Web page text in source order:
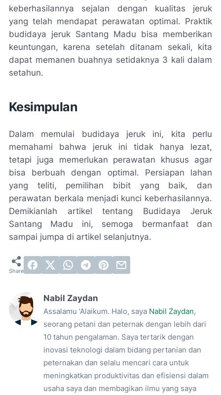
keberhasilannya sejalan dengan kualitas jeruk
yang telah mendapat perawatan optimal. Praktik
budidaya jeruk Santang Madu bisa memberikan
keuntungan, karena setelah ditanam sekali, kita
dapat memanen buahnya setidaknya 3 kali dalam
setahun.
Kesimpulan
Dalam memulai budidaya jeruk ini, kita perlu
memahami bahwa jeruk ini tidak hanya lezat,
tetapi juga memerlukan perawatan khusus agar
bisa berbuah dengan optimal. Persiapan lahan
yang teliti, pemilihan bibit yang baik, dan
perawatan berkala menjadi kunci keberhasilannya.
Demikianlah artikel tentang Budidaya Jeruk
Santang Madu ini, semoga bermanfaat dan
sampai jumpa di artikel selanjutnya.
Nabil Zaydan
Assalamu 'Alaikum. Halo, saya Nabil Zaydan,
seorang petani dan peternak dengan lebih dari
10 tahun pengalaman. Saya tertarik dengan
inovasi teknologi dalam bidang pertanian dan
peternakan dan selalu mencari cara untuk
meningkatkan produktivitas dan efisiensi dalam
usaha saya dan membagikan ilmu yang saya